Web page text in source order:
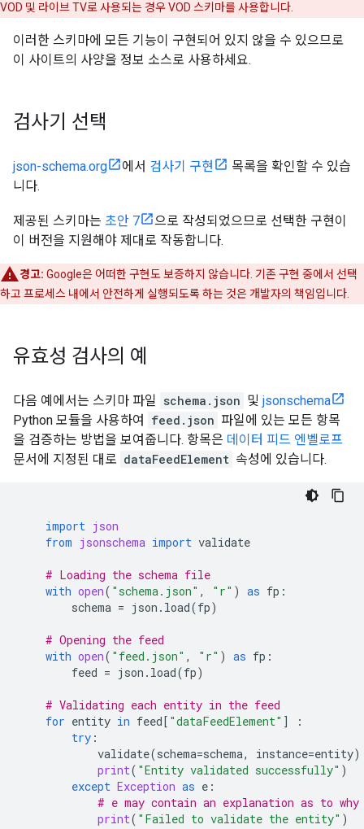
VOD 및 라이브 TV로 사용되는 경우 VOD 스키마를 사용합니다.
이러한 스키마에 모든 기능이 구현되어 있지 않을 수 있으므로
이 사이트의 사양을 정보 소스로 사용하세요.
검사기 선택
json-schema.org 에서 검사기 구현
목록을 확인할 수 있습
니다.
제공된 스키마는 초안 7
으로 작성되었으므로 선택한 구현이
이 버전을 지원해야 제대로 작동합니다.
경고: Google은 어떠한 구현도 보증하지 않습니다. 기존 구현 중에서 선택
하고 프로세스 내에서 안전하게 실행되도록 하는 것은 개발자의 책임입니다.
유효성 검사의 예
다음 예에서는 스키마 파일 schema.json 및 jsonschema
Python 모듈을 사용하여
feed.json 파일에 있는 모든 항목
을 검증하는 방법을 보여줍니다. 항목은 데이터 피드 엔벨로프
문서에 지정된 대로 dataFeedElement 속성에 있습니다.
import json
from jsonschema import validate
# Loading the schema file
with open( "schema.json" , "r" ) as fp :
schema = json . load(fp)
# Opening the feed
with open( "feed.json" , "r" ) as fp :
feed = json . load(fp)
# Validating each entity in the feed
for entity in feed[ "dataFeedElement" ]
:
try :
validate(schema=schema, instance=entity)
print( "Entity validated successfully" )
except Exception as e :
# e may contain an explanation as to
print( "Failed to validate the entity" )